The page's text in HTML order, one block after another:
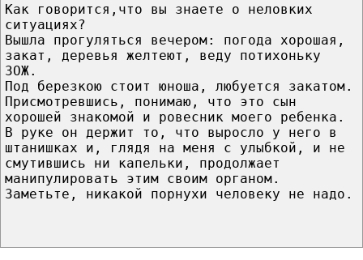
Как говорится,что вы знаете о неловких
ситуациях?
Вышла прогуляться вечером: погода хорошая,
закат, деревья желтеют, веду потихоньку
ЗОЖ.
Под березкою стоит юноша, любуется закатом.
Присмотревшись, понимаю, что это сын
хорошей знакомой и ровесник моего ребенка.
В руке он держит то, что выросло у него в
штанишках и, глядя на меня с улыбкой, и не
смутившись ни капельки, продолжает
манипулировать этим своим органом.
Заметьте, никакой порнухи человеку не надо.